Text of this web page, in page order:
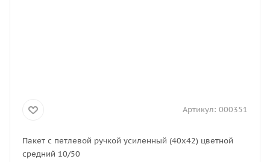
Артикул: 000351
Пакет с петлевой ручкой усиленный (40х42) цветной
средний 10/50